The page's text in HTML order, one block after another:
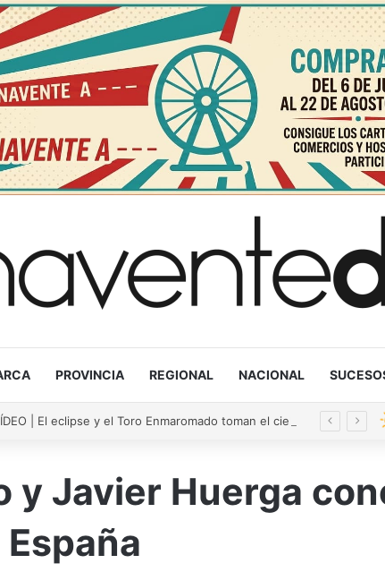
PROVINCIA REGIONAL NACIONAL
y Javier Huerga